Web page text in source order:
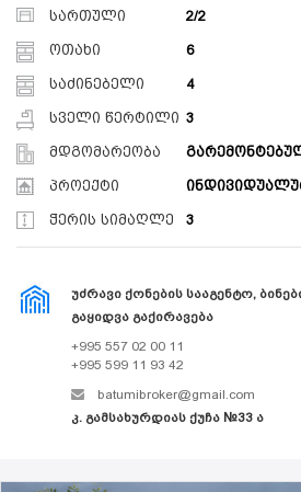
სართული 2/2
ოთახი 6
საძინებელი 4
სველი წერტილი 3
მდგომარეობა
პროექტი
ჭერის სიმაღლე 3
ᲣᲫᲠᲐᲕᲘ ᲥᲝᲜᲔᲑᲘᲡ ᲡᲐᲐᲒᲔᲜᲢᲝ,
ᲒᲐᲧᲘᲓᲕᲐ ᲒᲐᲥᲘᲠᲐᲕᲔᲑᲐ
+995 557 02 00 11
+995 599 11 93 42
batumibroker@gmail.com
კ. გამსახურდიას ქუჩა №33 ა